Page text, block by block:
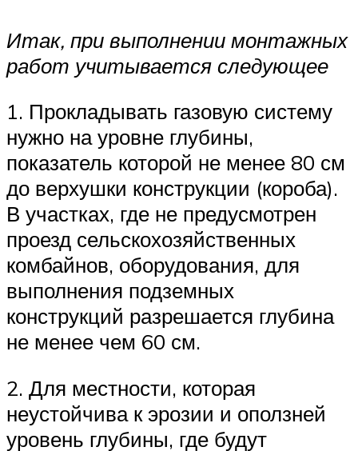
Итак, при выполнении монтажных
работ учитывается следующее
1. Прокладывать газовую систему
нужно на уровне глубины,
показатель которой не менее 80 см
до верхушки конструкции (короба).
В участках, где не предусмотрен
проезд сельскохозяйственных
комбайнов, оборудования, для
выполнения подземных
конструкций разрешается глубина
не менее чем 60 см.
2. Для местности, которая
неустойчива к эрозии и оползней
уровень глубины, где будут